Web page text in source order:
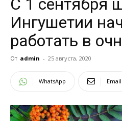
С 1 сентября
Ингушетии
работать в
От admin - 25 августа, 2020
WhatsApp Email